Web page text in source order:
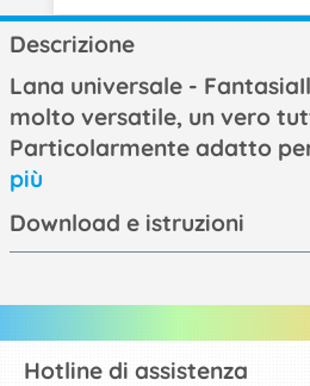
Descrizione
Lana universale -
molto versatile, un vero
Particolarmente adatto
più
Download e istruzioni
Hotline di assistenza